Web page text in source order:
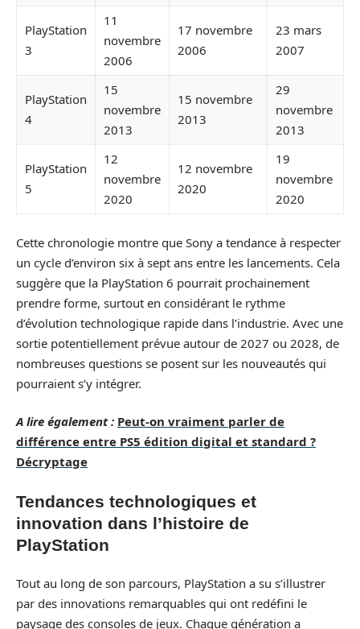
PlayStation
3
11
novembre
2006
17 novembre
2006
23 mars
2007
PlayStation
4
15
novembre
2013
15 novembre
2013
29
novembre
2013
PlayStation
5
12
novembre
2020
12 novembre
2020
19
novembre
2020
Cette chronologie montre que Sony a tendance à respecter
un cycle d’environ six à sept ans entre les lancements. Cela
suggère que la PlayStation 6 pourrait prochainement
prendre forme, surtout en considérant le rythme
d’évolution technologique rapide dans l’industrie. Avec une
sortie potentiellement prévue autour de 2027 ou 2028, de
nombreuses questions se posent sur les nouveautés qui
pourraient s’y intégrer.
A lire également : Peut-on vraiment parler de
différence entre PS5 édition digital et standard ?
Décryptage
Tendances technologiques et
innovation dans l’histoire de
PlayStation
Tout au long de son parcours, PlayStation a su s’illustrer
par des innovations remarquables qui ont redéfini le
paysage des consoles de jeux. Chaque génération a